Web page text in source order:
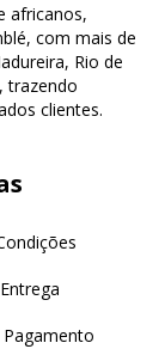
africanos,
com mais de
Rio de
trazendo
clientes.